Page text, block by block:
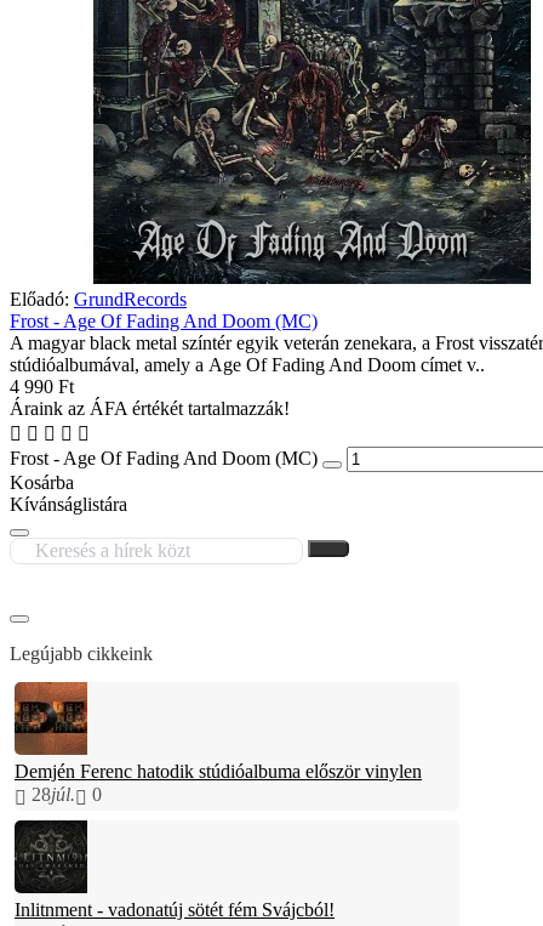
Előadó: GrundRecords
Frost - Age Of Fading And Doom (MC)
A magyar black metal színtér egyik veterán zenekara, a Frost
stúdióalbumával, amely a Age Of Fading And Doom címet v..
4 990 Ft
Áraink az ÁFA értékét tartalmazzák!
Frost - Age Of Fading And Doom (MC)
Kosárba
Kívánságlistára
Legújabb cikkeink
Demjén Ferenc hatodik stúdióalbuma először vinylen
28júl. 0
Inlitnment - vadonatúj sötét fém Svájcból!